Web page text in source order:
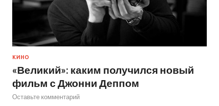
КИНО
«Великий»: каким получился новый
фильм с Джонни Деппом
Оставьте комментарий